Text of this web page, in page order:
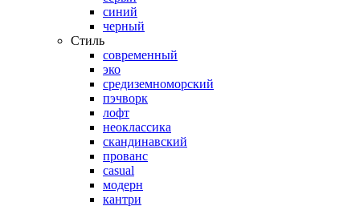
синий
черный
Стиль
современный
эко
средиземноморский
пэчворк
лофт
неоклассика
скандинавский
прованс
casual
модерн
кантри